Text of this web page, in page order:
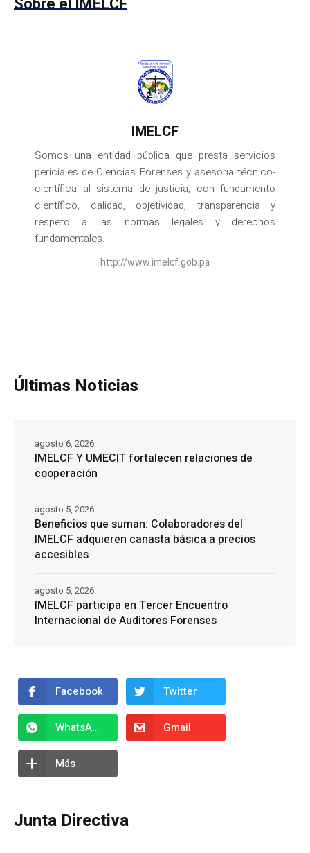
IMELCF
Somos una entidad pública que presta servicios
periciales de Ciencias Forenses y asesoría técnico-
científica al sistema de justicia, con fundamento
científico, calidad, objetividad, transparencia y
respeto a las normas legales y derechos
fundamentales.
http://www.imelcf.gob.pa
Últimas Noticias
IMELCF Y UMECIT fortalecen relaciones de
cooperación
agosto 6, 2026
Beneficios que suman: Colaboradores del
IMELCF adquieren canasta básica a precios
accesibles
agosto 5, 2026
IMELCF participa en Tercer Encuentro
Internacional de Auditores Forenses
agosto 5, 2026
Facebook Twitter
WhatsApp Gmail
Más
Junta Directiva